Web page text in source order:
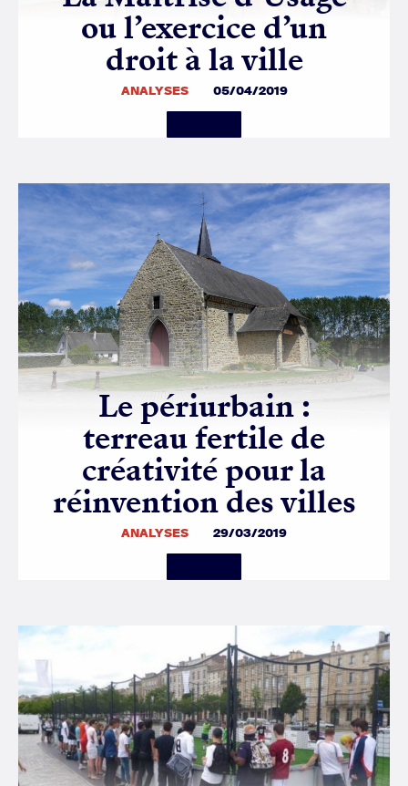
ou l’exercice d’un
droit à la ville
ANALYSES 05/04/2019
Le périurbain :
terreau fertile de
créativité pour la
réinvention des villes
ANALYSES 29/03/2019